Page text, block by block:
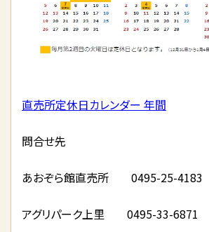
直売所定休日カレンダー 年間
問合せ先
あおぞら館直売所 0495-25-4183
アグリパーク上里 0495-33-6871